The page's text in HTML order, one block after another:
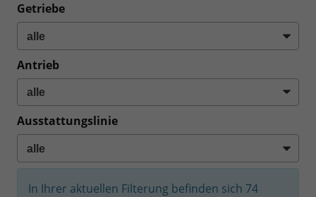
Getriebe
Antrieb
Ausstattungslinie
In Ihrer aktuellen Filterung befinden sich 74